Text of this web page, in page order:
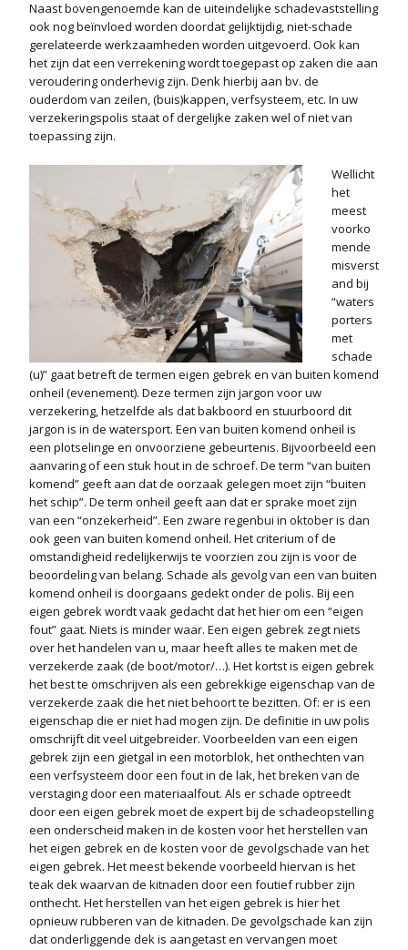
Naast bovengenoemde kan de uiteindelijke schadevaststelling
ook nog beïnvloed worden doordat gelijktijdig, niet-schade
gerelateerde werkzaamheden worden uitgevoerd. Ook kan
het zijn dat een verrekening wordt toegepast op zaken die aan
veroudering onderhevig zijn. Denk hierbij aan bv. de
ouderdom van zeilen, (buis)kappen, verfsysteem, etc. In uw
verzekeringspolis staat of dergelijke zaken wel of niet van
toepassing zijn.
Wellicht
het
meest
voorko
mende
misverst
and bij
“waters
porters
met
schade
(u)” gaat betreft de termen eigen gebrek en van buiten komend
onheil (evenement). Deze termen zijn jargon voor uw
verzekering, hetzelfde als dat bakboord en stuurboord dit
jargon is in de watersport. Een van buiten komend onheil is
een plotselinge en onvoorziene gebeurtenis. Bijvoorbeeld een
aanvaring of een stuk hout in de schroef. De term “van buiten
komend” geeft aan dat de oorzaak gelegen moet zijn “buiten
het schip”. De term onheil geeft aan dat er sprake moet zijn
van een “onzekerheid”. Een zware regenbui in oktober is dan
ook geen van buiten komend onheil. Het criterium of de
omstandigheid redelijkerwijs te voorzien zou zijn is voor de
beoordeling van belang. Schade als gevolg van een van buiten
komend onheil is doorgaans gedekt onder de polis. Bij een
eigen gebrek wordt vaak gedacht dat het hier om een “eigen
fout” gaat. Niets is minder waar. Een eigen gebrek zegt niets
over het handelen van u, maar heeft alles te maken met de
verzekerde zaak (de boot/motor/…). Het kortst is eigen gebrek
het best te omschrijven als een gebrekkige eigenschap van de
verzekerde zaak die het niet behoort te bezitten. Of: er is een
eigenschap die er niet had mogen zijn. De definitie in uw polis
omschrijft dit veel uitgebreider. Voorbeelden van een eigen
gebrek zijn een gietgal in een motorblok, het onthechten van
een verfsysteem door een fout in de lak, het breken van de
verstaging door een materiaalfout. Als er schade optreedt
door een eigen gebrek moet de expert bij de schadeopstelling
een onderscheid maken in de kosten voor het herstellen van
het eigen gebrek en de kosten voor de gevolgschade van het
eigen gebrek. Het meest bekende voorbeeld hiervan is het
teak dek waarvan de kitnaden door een foutief rubber zijn
onthecht. Het herstellen van het eigen gebrek is hier het
opnieuw rubberen van de kitnaden. De gevolgschade kan zijn
dat onderliggende dek is aangetast en vervangen moet